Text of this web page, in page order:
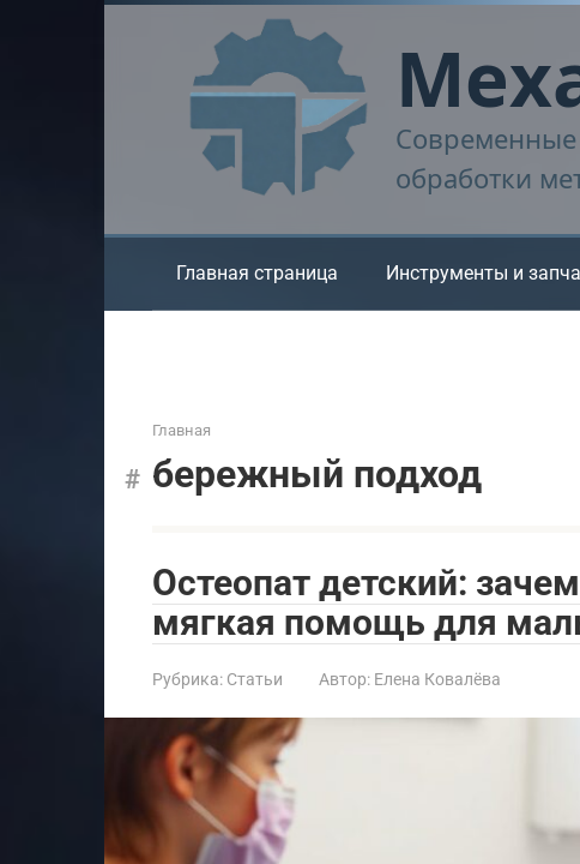
Современные
обработки
Главная страница Инструменты и
Главная
бережный подход
Остеопат детский:
мягкая помощь для
Рубрика: Статьи Автор: Елена Ковалёва